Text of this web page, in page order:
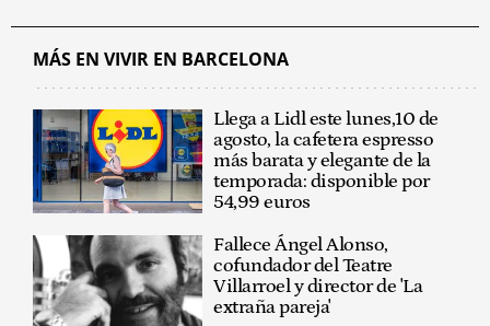
MÁS EN VIVIR EN BARCELONA
Llega a Lidl este lunes,10 de
agosto, la cafetera espresso
más barata y elegante de la
temporada: disponible por
54,99 euros
Fallece Ángel Alonso,
cofundador del Teatre
Villarroel y director de 'La
extraña pareja'